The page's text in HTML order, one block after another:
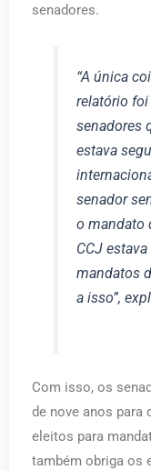
senadores.
“A única
relatório foi
senadores
estava
senador
o mandato
CCJ
mandatos
a isso”,
Com isso, os
de nove anos para
eleitos para
também obriga os